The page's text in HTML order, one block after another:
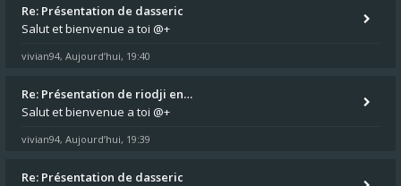
Re: Présentation de dasseric
Salut et bienvenue a toi @+
vivian94, Aujourd’hui, 19:40
Re: Présentation de riodji en…
Salut et bienvenue a toi @+
vivian94, Aujourd’hui, 19:39
Re: Présentation de dasseric